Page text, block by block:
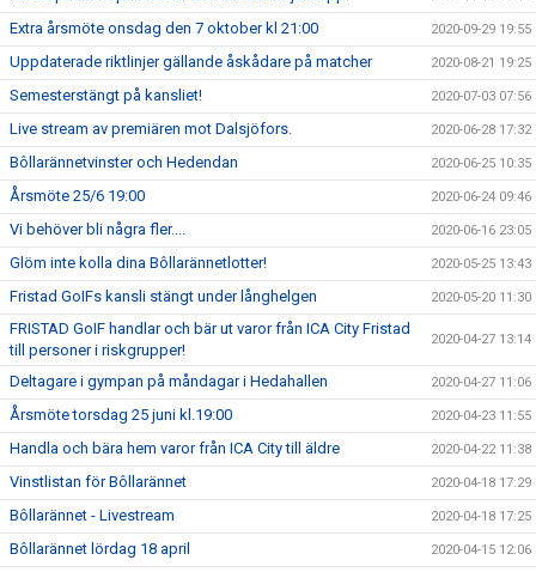
Extra årsmöte onsdag den 7 oktober kl 21:00 2020-09-29 19:55
Uppdaterade riktlinjer gällande åskådare på matcher 2020-08-21 19:25
Semesterstängt på kansliet! 2020-07-03 07:56
Live stream av premiären mot Dalsjöfors. 2020-06-28 17:32
Bôllarännetvinster och Hedendan 2020-06-25 10:35
Årsmöte 25/6 19:00 2020-06-24 09:46
Vi behöver bli några fler.... 2020-06-16 23:05
Glöm inte kolla dina Bôllarännetlotter! 2020-05-25 13:43
Fristad GoIFs kansli stängt under långhelgen 2020-05-20 11:30
FRISTAD GoIF handlar och bär ut varor från ICA City Fristad
till personer i riskgrupper!
2020-04-27 13:14
Deltagare i gympan på måndagar i Hedahallen 2020-04-27 11:06
Årsmöte torsdag 25 juni kl.19:00 2020-04-23 11:55
Handla och bära hem varor från ICA City till äldre 2020-04-22 11:38
Vinstlistan för Bôllarännet 2020-04-18 17:29
Bôllarännet - Livestream 2020-04-18 17:25
Bôllarännet lördag 18 april 2020-04-15 12:06